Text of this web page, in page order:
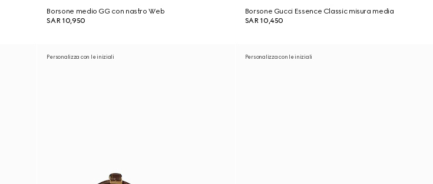
Borsone medio GG con nastro Web
SAR 10,950
Borsone Gucci Essence Classic misura media
SAR 10,450
Personalizza con le iniziali Personalizza con le iniziali